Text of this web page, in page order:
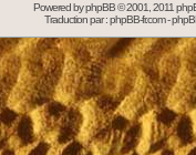
Powered byphpBB© 2001, 2011
Traduction par :phpBB-fr.com-